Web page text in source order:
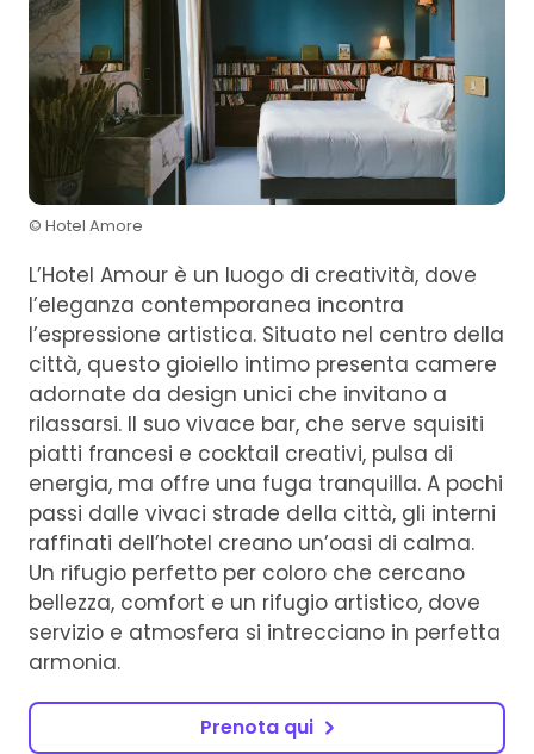
© Hotel Amore
L’Hotel Amour è un luogo di creatività, dove
l’eleganza contemporanea incontra
l’espressione artistica. Situato nel centro della
città, questo gioiello intimo presenta camere
adornate da design unici che invitano a
rilassarsi. Il suo vivace bar, che serve squisiti
piatti francesi e cocktail creativi, pulsa di
energia, ma offre una fuga tranquilla. A pochi
passi dalle vivaci strade della città, gli interni
raffinati dell’hotel creano un’oasi di calma.
Un rifugio perfetto per coloro che cercano
bellezza, comfort e un rifugio artistico, dove
servizio e atmosfera si intrecciano in perfetta
armonia.
Prenota qui